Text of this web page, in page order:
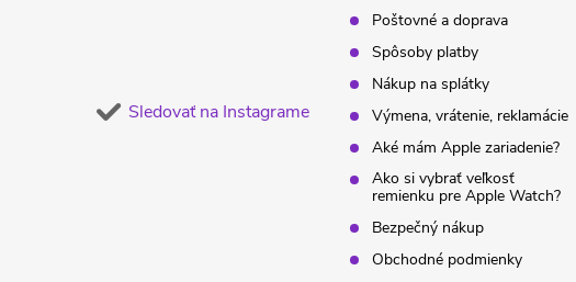
Sledovať na Instagrame
Poštovné a doprava
Spôsoby platby
Nákup na splátky
Výmena, vrátenie, reklamácie
Aké mám Apple zariadenie?
Ako si vybrať veľkosť
remienku pre Apple Watch?
Bezpečný nákup
Obchodné podmienky